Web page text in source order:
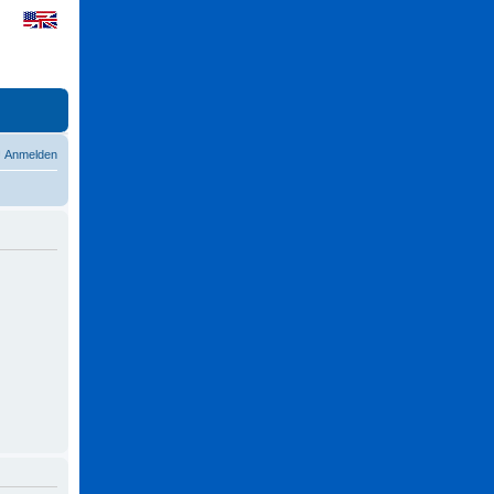
Anmelden